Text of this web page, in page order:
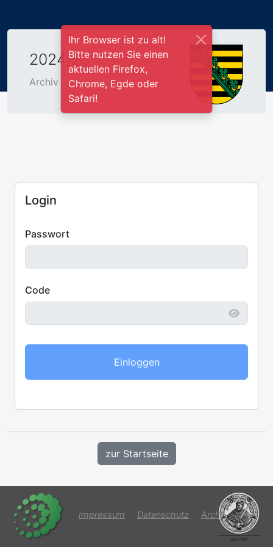
Ihr Browser ist zu alt!
Bitte nutzen Sie einen
aktuellen Firefox,
Chrome, Egde oder
Safari!
2024/25
Archiv
Login
Passwort
Code
Einloggen
zur Startseite
Impressum Datenschutz Archiv